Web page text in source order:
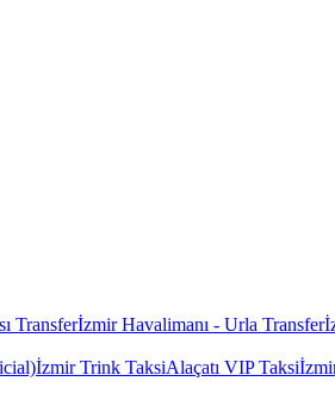
Transferİzmir Havalimanı - Urla Transfer
İzmir Trink TaksiAlaçatı VIP Taksi